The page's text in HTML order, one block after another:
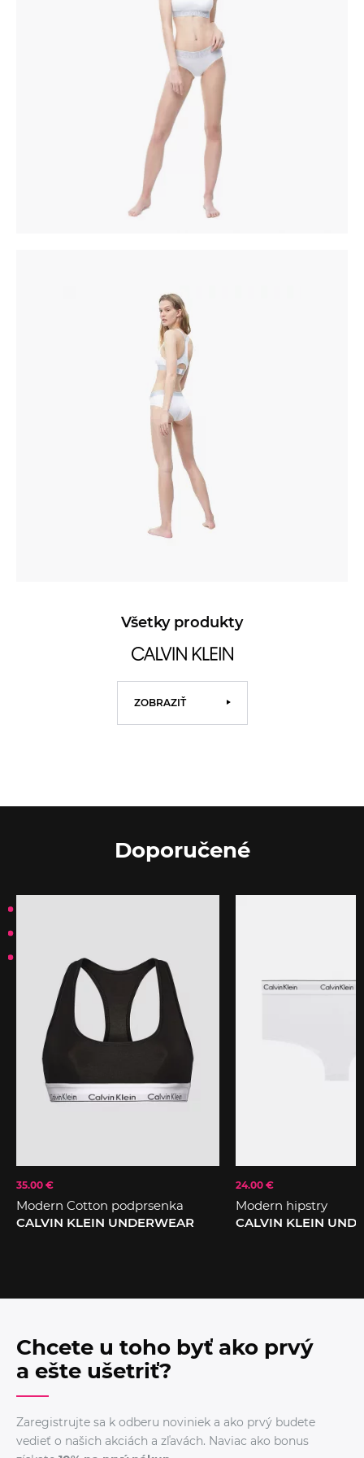
Všetky produkty
ZOBRAZIŤ
Doporučené
35.00 €
Modern Cotton podprsenka
CALVIN KLEIN UNDERWEAR
24.00 €
Modern hipstry
CALVIN KLEIN
Chcete u toho byť ako prvý
a ešte ušetriť?
Zaregistrujte sa k odberu noviniek a ako prvý budete
vedieť o našich akciách a zľavách. Naviac ako bonus